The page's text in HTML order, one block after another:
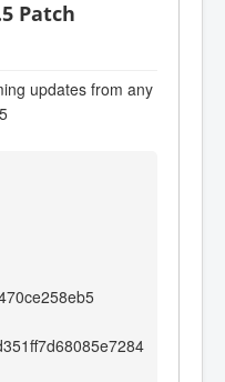
Patch
updates from any